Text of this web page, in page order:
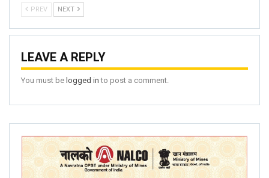
PREV NEXT
LEAVE A REPLY
You must be logged in to post a comment.